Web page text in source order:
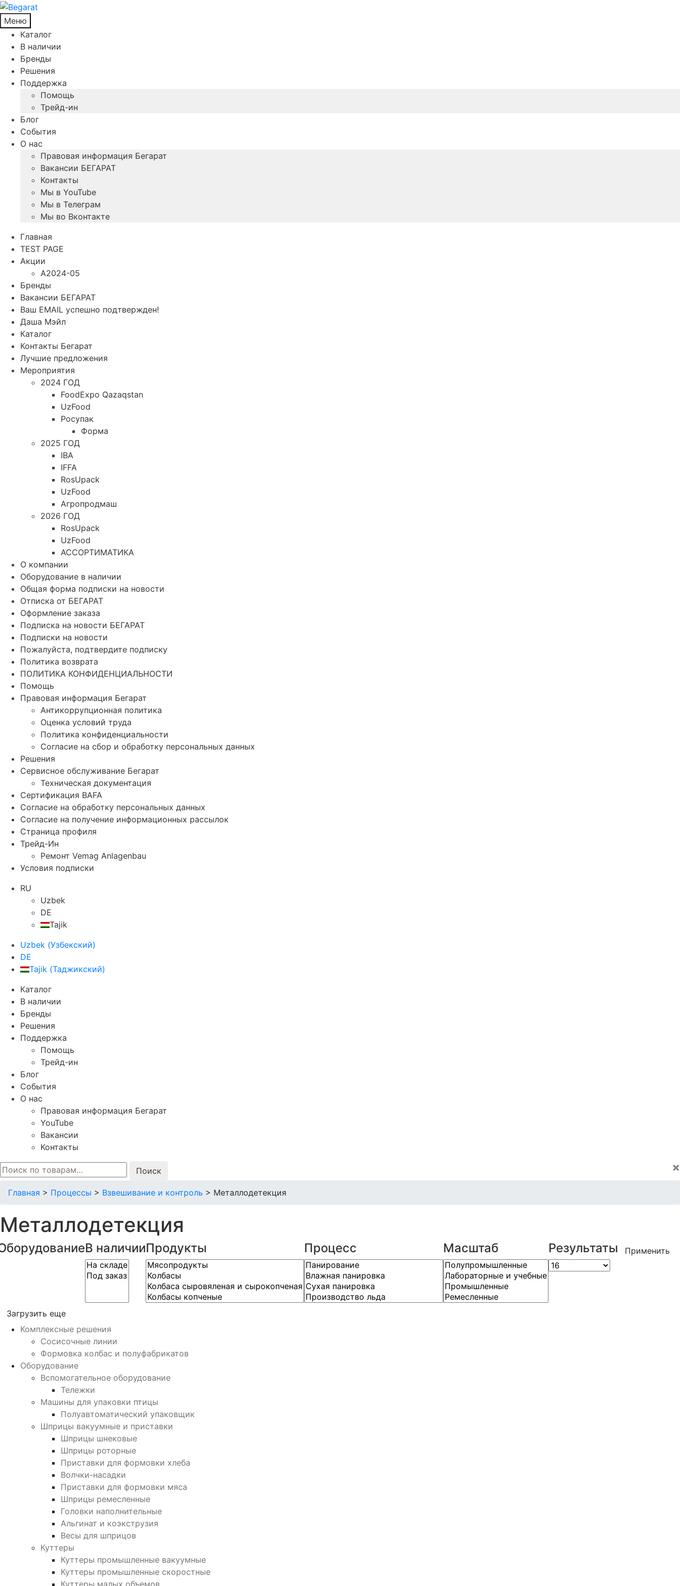
Меню
Каталог
В наличии
Бренды
Решения
Поддержка
Помощь
Трейд-ин
Блог
События
О нас
Правовая информация Бегарат
Вакансии БЕГАРАТ
Контакты
Мы в YouTube
Мы в Телеграм
Мы во Вконтакте
Главная
TEST PAGE
Акции
A2024-05
Бренды
Вакансии БЕГАРАТ
Ваш EMAIL успешно подтвержден!
Даша Мэйл
Каталог
Контакты Бегарат
Лучшие предложения
Мероприятия
2024 ГОД
FoodExpo Qazaqstan
UzFood
Росупак
Форма
2025 ГОД
IBA
IFFA
RosUpack
UzFood
Агропродмаш
2026 ГОД
RosUpack
UzFood
АССОРТИМАТИКА
О компании
Оборудование в наличии
Общая форма подписки на новости
Отписка от БЕГАРАТ
Оформление заказа
Подписка на новости БЕГАРАТ
Подписки на новости
Пожалуйста, подтвердите подписку
Политика возврата
ПОЛИТИКА КОНФИДЕНЦИАЛЬНОСТИ
Помощь
Правовая информация Бегарат
Антикоррупционная политика
Оценка условий труда
Политика конфиденциальности
Согласие на сбор и обработку персональных данных
Решения
Сервисное обслуживание Бегарат
Техническая документация
Сертификация BAFA
Согласие на обработку персональных данных
Согласие на получение информационных рассылок
Страница профиля
Трейд-Ин
Ремонт Vemag Anlagenbau
Условия подписки
RU
Uzbek
DE
Tajik
Uzbek (Узбекский)
DE
Tajik (Таджикский)
Каталог
В наличии
Бренды
Решения
Поддержка
Помощь
Трейд-ин
Блог
События
О нас
Правовая информация Бегарат
YouTube
Вакансии
Контакты
Искать:
×
Главная > Процессы > Взвешивание и контроль > Металлодетекция
Металлодетекция
В наличииПродукты Процесс Масштаб Результаты Применить
Загрузить еще
Комплексные решения
Сосисочные линии
Формовка колбас и полуфабрикатов
Оборудование
Вспомогательное оборудование
Тележки
Машины для упаковки птицы
Полуавтоматический упаковщик
Шприцы вакуумные и приставки
Шприцы шнековые
Шприцы роторные
Приставки для формовки хлеба
Волчки-насадки
Приставки для формовки мяса
Шприцы ремесленные
Головки наполнительные
Альгинат и коэкструзия
Весы для шприцов
Куттеры
Куттеры промышленные вакуумные
Куттеры промышленные скоростные
Куттеры малых объемов